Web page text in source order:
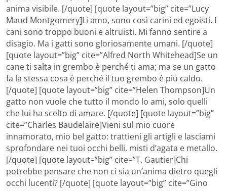
anima visibile. [/quote] [quote layout=”big” cite=”Lucy
Maud Montgomery]Li amo, sono così carini ed egoisti. I
cani sono troppo buoni e altruisti. Mi fanno sentire a
disagio. Ma i gatti sono gloriosamente umani. [/quote]
[quote layout=”big” cite=”Alfred North Whitehead]Se un
cane ti salta in grembo è perché ti ama; ma se un gatto
fa la stessa cosa è perché il tuo grembo è più caldo.
[/quote] [quote layout=”big” cite=”Helen Thompson]Un
gatto non vuole che tutto il mondo lo ami, solo quelli
che lui ha scelto di amare. [/quote] [quote layout=”big”
cite=”Charles Baudelaire]Vieni sul mio cuore
innamorato, mio bel gatto: trattieni gli artigli e lasciami
sprofondare nei tuoi occhi belli, misti d’agata e metallo.
[/quote] [quote layout=”big” cite=”T. Gautier]Chi
potrebbe pensare che non ci sia un’anima dietro quegli
occhi lucenti? [/quote] [quote layout=”big” cite=”Gino